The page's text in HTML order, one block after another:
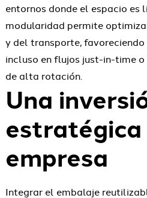
entornos donde el espacio es
modularidad permite
y del transporte,
incluso en flujos just-in-time
de alta rotación.
Una
empresa
Integrar el embalaje